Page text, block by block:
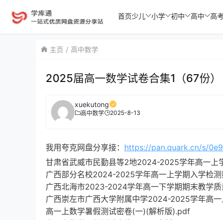
首页少儿 小学 初中 高中 高
主页 高中数学
2025届高一数学试卷合集1（67份）
xuekutong
高中数学 2025-8-13
我用夸克网盘分享接： https://pan.quark.cn/s/
甘肃省武威市民勤县等2地2024-2025学年高一上
广西部分名校2024-2025学年高一上学期入学检
广西北海市2023-2024学年高一下学期期末教学
广西崇左市广西大学附属中学2024-2025学年高
高一上数学暑假测试密卷(一)(解析版).pdf